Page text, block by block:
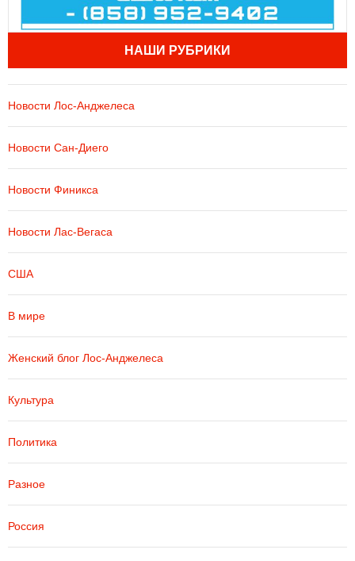
НАШИ РУБРИКИ
Новости Лос-Анджелеса
Новости Сан-Диего
Новости Финикса
Новости Лас-Вегаса
США
В мире
Женский блог Лос-Анджелеса
Культура
Политика
Разное
Россия